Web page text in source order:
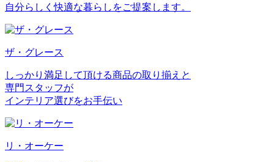
自分らしく快適な暮らしをご提案します。
ザ・グレース
しっかり満足して頂ける商品の取り揃えと
専門スタッフが
インテリア選びをお手伝い
リ・オーケー